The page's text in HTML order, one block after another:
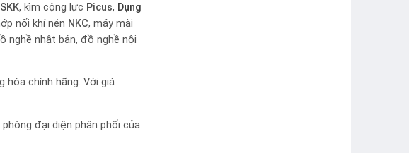
SKK, kìm cộng lực Picus, Dụng
nối khí nén NKC, máy mài
nghề nhật bản, đồ nghề nội
hóa chính hãng. Với giá
đại diện phân phối của